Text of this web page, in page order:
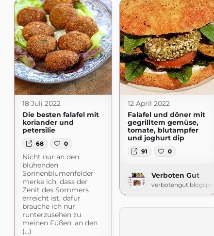
18 Juli 2022
Die besten falafel mit
koriander und
petersilie
68 0
Nicht nur an den
blühenden
Sonnenblumenfelder
merke ich, dass der
Zenit des Sommers
erreicht ist, dafür
brauche ich nur
runterzusehen zu
meinen Füßen: an den
(...)
12 April 2022
Falafel und döner mit
gegrilltem gemüse,
tomate, blutampfer
und joghurt dip
91 0
Verboten Gut